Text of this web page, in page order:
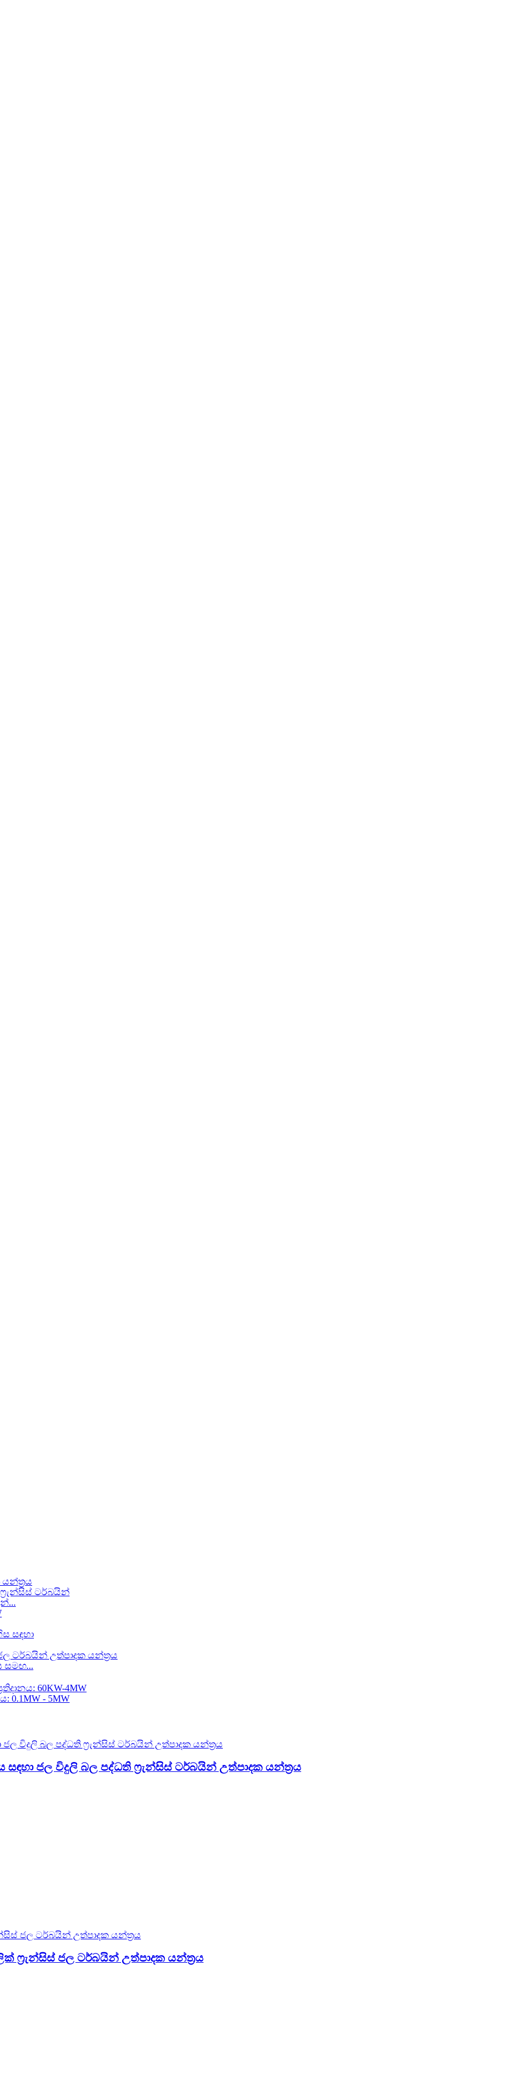
සමඟ...
...
සමඟ...
සඳහා ජල විදුලි බල පද්ධති ෆ්‍රැන්සිස් ටර්බයින් උත්පාදක යන්ත්‍රය
ෆ්‍රැන්සිස් ජල ටර්බයින් උත්පාදක යන්ත්‍රය